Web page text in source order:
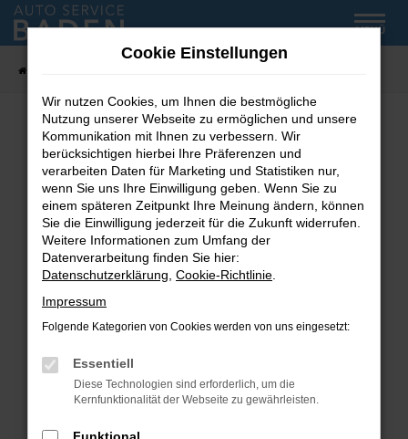
Zum
Hauptinhalt
MENÜ
Fehler: Network Error
Beim Laden ist ein Fehler aufgetreten.
Hier sind ein paar Tipps, die dir helfen können:
Überprüfe deine Firewall und deine
Internetverbindung.
Laden andere Webseiten, zum Beispiel deine
Suchmaschine?
Prüfe deine Browsererweiterungen.
können das Laden bestimmter Seiten
verhindern. Funktioniert die Seite in einem
Fenster?
Cookie Einstellungen
Wir nutzen Cookies, um Ihnen die bestmögliche
Nutzung unserer Webseite zu ermöglichen und unsere
Kommunikation mit Ihnen zu verbessern. Wir
berücksichtigen hierbei Ihre Präferenzen und
verarbeiten Daten für Marketing und Statistiken nur,
wenn Sie uns Ihre Einwilligung geben. Wenn Sie zu
einem späteren Zeitpunkt Ihre Meinung ändern, können
Sie die Einwilligung jederzeit für die Zukunft widerrufen.
Weitere Informationen zum Umfang der
Datenverarbeitung finden Sie hier:
Datenschutzerklärung Cookie-Richtlinie
Impressum
Folgende Kategorien von Cookies werden von uns eingesetzt:
Essentiell
Diese Technologien sind erforderlich, um die
Kernfunktionalität der Webseite zu gewährleisten.